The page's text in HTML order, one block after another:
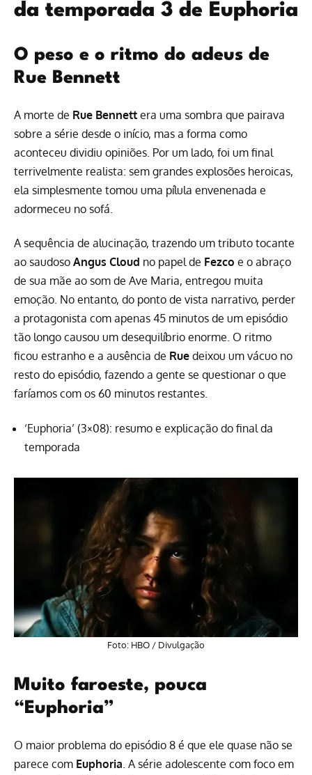
da temporada 3 de Euphoria
O peso e o ritmo do adeus de
Rue Bennett
A morte de Rue Bennett era uma sombra que pairava
sobre a série desde o início, mas a forma como
aconteceu dividiu opiniões. Por um lado, foi um final
terrivelmente realista: sem grandes explosões heroicas,
ela simplesmente tomou uma pílula envenenada e
adormeceu no sofá.
A sequência de alucinação, trazendo um tributo tocante
ao saudoso Angus Cloud no papel de Fezco e o abraço
de sua mãe ao som de Ave Maria, entregou muita
emoção. No entanto, do ponto de vista narrativo, perder
a protagonista com apenas 45 minutos de um episódio
tão longo causou um desequilíbrio enorme. O ritmo
ficou estranho e a ausência de Rue deixou um vácuo no
resto do episódio, fazendo a gente se questionar o que
faríamos com os 60 minutos restantes.
‘Euphoria’ (3×08): resumo e explicação do final da
temporada
Foto: HBO / Divulgação
Muito faroeste, pouca
“Euphoria”
O maior problema do episódio 8 é que ele quase não se
parece com Euphoria. A série adolescente com foco em